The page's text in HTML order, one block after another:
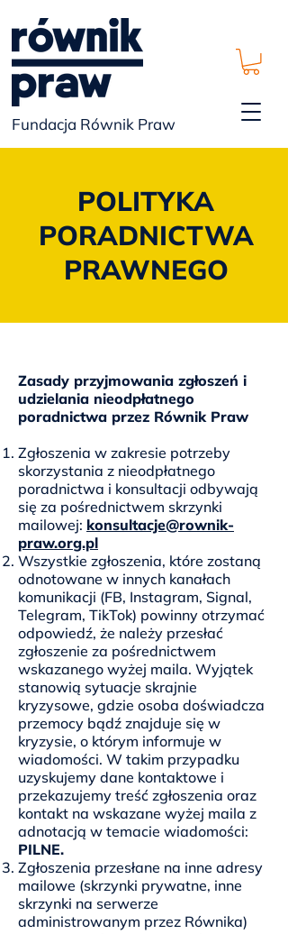
Fundacja Równik Praw
POLITYKA
PORADNICTWA
PRAWNEGO
Zasady przyjmowania zgłoszeń i
udzielania nieodpłatnego
poradnictwa przez Równik Praw
Zgłoszenia w zakresie potrzeby
skorzystania z nieodpłatnego
poradnictwa i konsultacji odbywają
się za pośrednictwem skrzynki
mailowej: konsultacje@rownik-
praw.org.pl
Wszystkie zgłoszenia, które zostaną
odnotowane w innych kanałach
komunikacji (FB, Instagram, Signal,
Telegram, TikTok) powinny otrzymać
odpowiedź, że należy przesłać
zgłoszenie za pośrednictwem
wskazanego wyżej maila. Wyjątek
stanowią sytuacje skrajnie
kryzysowe, gdzie osoba doświadcza
przemocy bądź znajduje się w
kryzysie, o którym informuje w
wiadomości. W takim przypadku
uzyskujemy dane kontaktowe i
przekazujemy treść zgłoszenia oraz
kontakt na wskazane wyżej maila z
adnotacją w temacie wiadomości:
PILNE.
Zgłoszenia przesłane na inne adresy
mailowe (skrzynki prywatne, inne
skrzynki na serwerze
administrowanym przez Równika)